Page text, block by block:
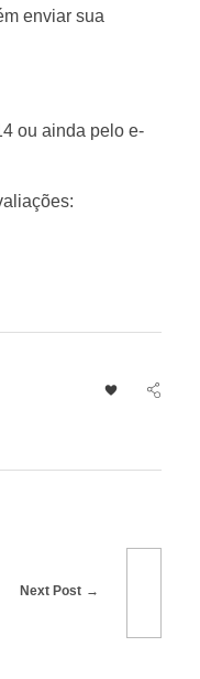
enviar sua
ou ainda pelo e-
Next Post